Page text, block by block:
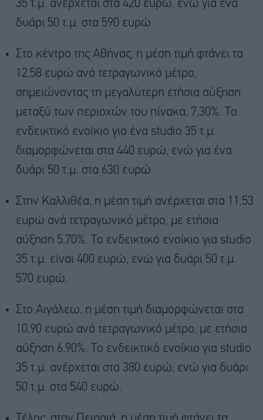
35 τ.μ. ανέρχεται στα 420 ευρώ, ενώ για ένα
δυάρι 50 τ.μ. στα 590 ευρώ.
Στο κέντρο της Αθήνας, η μέση τιμή φτάνει τα
12,58 ευρώ ανά τετραγωνικό μέτρο,
σημειώνοντας τη μεγαλύτερη ετήσια αύξηση
μεταξύ των περιοχών του πίνακα, 7,30%. Το
ενδεικτικό ενοίκιο για ένα studio 35 τ.μ.
διαμορφώνεται στα 440 ευρώ, ενώ για ένα
δυάρι 50 τ.μ. στα 630 ευρώ.
Στην Καλλιθέα, η μέση τιμή ανέρχεται στα 11,53
ευρώ ανά τετραγωνικό μέτρο, με ετήσια
αύξηση 5,70%. Το ενδεικτικό ενοίκιο για studio
35 τ.μ. είναι 400 ευρώ, ενώ για δυάρι 50 τ.μ.
570 ευρώ.
Στο Αιγάλεω, η μέση τιμή διαμορφώνεται στα
10,90 ευρώ ανά τετραγωνικό μέτρο, με ετήσια
αύξηση 6,90%. Το ενδεικτικό ενοίκιο για studio
35 τ.μ. ανέρχεται στα 380 ευρώ, ενώ για δυάρι
50 τ.μ. στα 540 ευρώ.